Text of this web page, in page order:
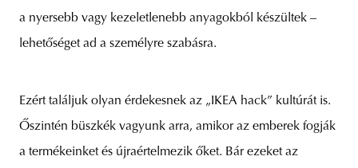
a nyersebb vagy kezeletlenebb anyagokból készültek –
lehetőséget ad a személyre szabásra.
Ezért találjuk olyan érdekesnek az „IKEA hack” kultúrát is.
Őszintén büszkék vagyunk arra, amikor az emberek fogják
a termékeinket és újraértelmezik őket. Bár ezeket az